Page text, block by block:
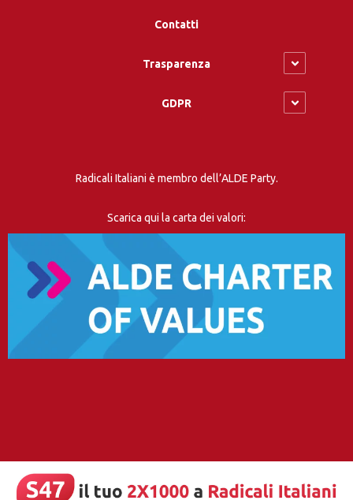
Contatti
Trasparenza
GDPR
Radicali Italiani è membro dell’ALDE Party.
Scarica qui la carta dei valori: